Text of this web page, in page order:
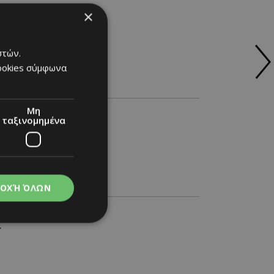
της ζωής....
×
σύμφωνα
Μη
ταξινομημένα
ΌΛΩΝ
και τη